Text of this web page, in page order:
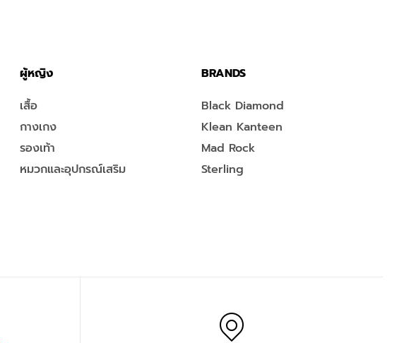
ผู้หญิง
เสื้อ
กางเกง
รองเท้า
หมวกและอุปกรณ์เสริม
BRANDS
Black Diamond
Klean Kanteen
Mad Rock
Sterling